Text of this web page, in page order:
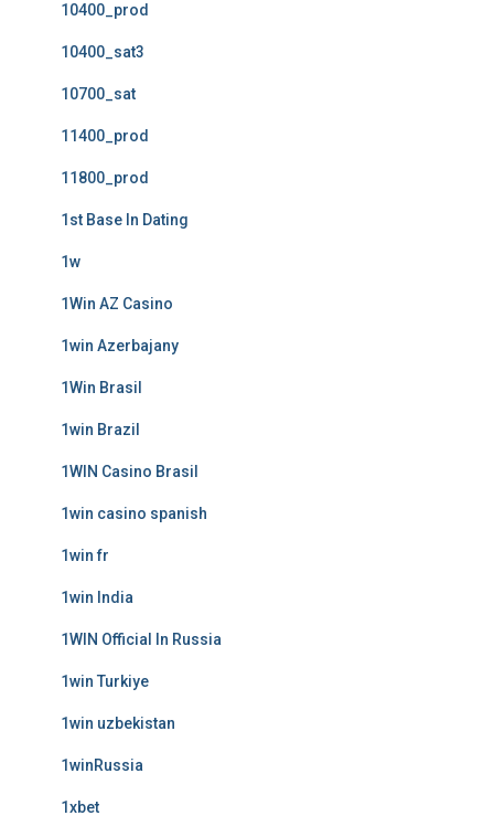
10400_prod
10400_sat3
10700_sat
11400_prod
11800_prod
1st Base In Dating
1w
1Win AZ Casino
1win Azerbajany
1Win Brasil
1win Brazil
1WIN Casino Brasil
1win casino spanish
1win fr
1win India
1WIN Official In Russia
1win Turkiye
1win uzbekistan
1winRussia
1xbet